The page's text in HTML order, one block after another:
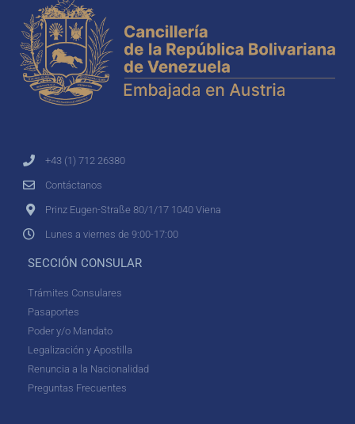
+43 (1) 712 26380
Contáctanos
Prinz Eugen-Straße 80/1/17 1040 Viena
Lunes a viernes de 9:00-17:00
SECCIÓN CONSULAR
Trámites Consulares
Pasaportes
Poder y/o Mandato
Legalización y Apostilla
Renuncia a la Nacionalidad
Preguntas Frecuentes